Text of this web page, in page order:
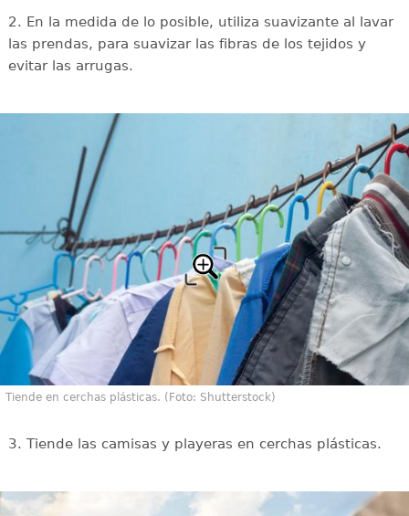
2. En la medida de lo posible, utiliza suavizante al lavar
las prendas, para suavizar las fibras de los tejidos y
evitar las arrugas.
Tiende en cerchas plásticas. (Foto: Shutterstock)
3. Tiende las camisas y playeras en cerchas plásticas.